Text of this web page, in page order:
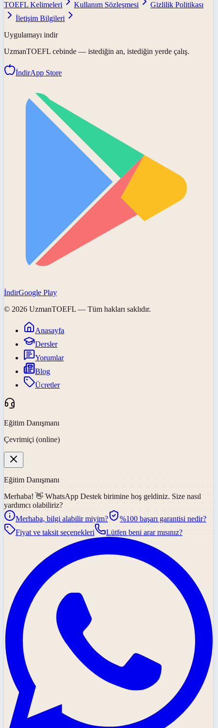
TOEFL Kelimeleri
Kullanım Sözleşmesi
Gizlilik Politikası
İletişim Bilgileri
Uygulamayı indir
UzmanTOEFL cebinde — istediğin an, istediğin yerde çalış.
İndirApp Store
İndirGoogle Play
© 2026 UzmanTOEFL — Tüm hakları saklıdır.
Anasayfa
Dersler
Yorumlar
Blog
Ücretler
Eğitim Danışmanı
Çevrimiçi (online)
Eğitim Danışmanı
Merhaba! 👋 WhatsApp Destek birimine hoş geldiniz. Size nasıl
yardımcı olabiliriz?
Merhaba, bilgi alabilir miyim?
%100 başarı garantisi nedir?
Fiyat ve taksit seçenekleri
Lütfen beni arar mısınız?